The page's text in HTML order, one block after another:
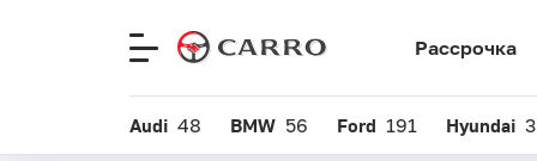
Рассрочка
Audi 48 BMW 56 Ford 191 Hyundai